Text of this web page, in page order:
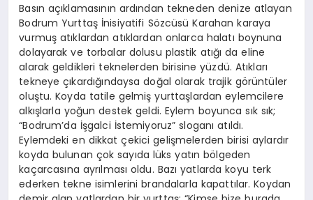
Basın açıklamasının ardından tekneden denize atlayan
Bodrum Yurttaş İnisiyatifi Sözcüsü Karahan karaya
vurmuş atıklardan atıklardan onlarca halatı boynuna
dolayarak ve torbalar dolusu plastik atığı da eline
alarak geldikleri teknelerden birisine yüzdü. Atıkları
tekneye çıkardığındaysa doğal olarak trajik görüntüler
oluştu. Koyda tatile gelmiş yurttaşlardan eylemcilere
alkışlarla yoğun destek geldi. Eylem boyunca sık sık;
“Bodrum’da İşgalci İstemiyoruz” sloganı atıldı.
Eylemdeki en dikkat çekici gelişmelerden birisi aylardır
koyda bulunan çok sayıda lüks yatın bölgeden
kaçarcasına ayrılması oldu. Bazı yatlarda koyu terk
ederken tekne isimlerini brandalarla kapattılar. Koydan